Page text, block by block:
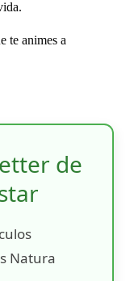
te animes a
de
Natura